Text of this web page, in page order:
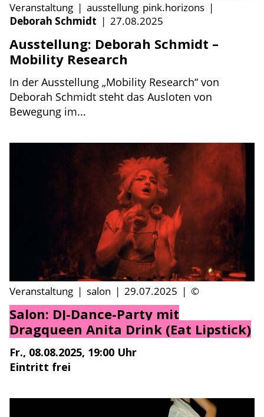
Veranstaltung | ausstellung pink.horizons |
Deborah Schmidt | 27.08.2025
Ausstellung: Deborah Schmidt –
Mobility Research
In der Ausstellung „Mobility Research“ von
Deborah Schmidt steht das Ausloten von
Bewegung im...
Veranstaltung | salon | 29.07.2025 | ©
Salon: DJ-Dance-Party mit
Dragqueen Anita Drink (Eat Lipstick)
Fr., 08.08.2025, 19:00 Uhr
Eintritt frei